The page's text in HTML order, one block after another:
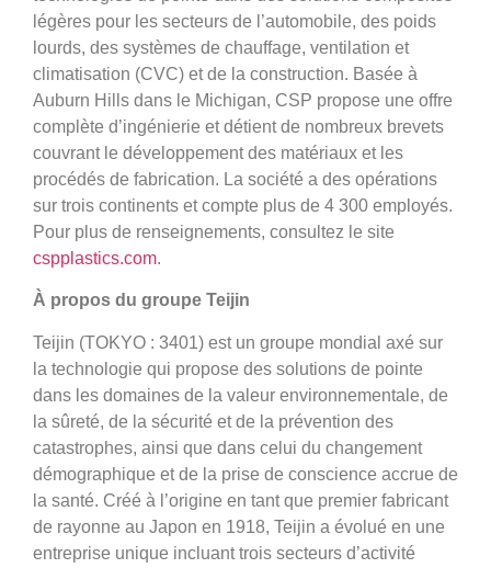
légères pour les secteurs de l’automobile, des poids
lourds, des systèmes de chauffage, ventilation et
climatisation (CVC) et de la construction. Basée à
Auburn Hills dans le Michigan, CSP propose une offre
complète d’ingénierie et détient de nombreux brevets
couvrant le développement des matériaux et les
procédés de fabrication. La société a des opérations
sur trois continents et compte plus de 4 300 employés.
Pour plus de renseignements, consultez le site
cspplastics.com.
À propos du groupe Teijin
Teijin (TOKYO : 3401) est un groupe mondial axé sur
la technologie qui propose des solutions de pointe
dans les domaines de la valeur environnementale, de
la sûreté, de la sécurité et de la prévention des
catastrophes, ainsi que dans celui du changement
démographique et de la prise de conscience accrue de
la santé. Créé à l’origine en tant que premier fabricant
de rayonne au Japon en 1918, Teijin a évolué en une
entreprise unique incluant trois secteurs d’activité